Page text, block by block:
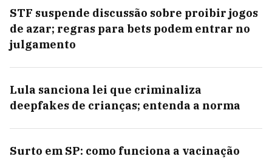
STF suspende discussão sobre proibir jogos
de azar; regras para bets podem entrar no
julgamento
Lula sanciona lei que criminaliza
deepfakes de crianças; entenda a norma
Surto em SP: como funciona a vacinação